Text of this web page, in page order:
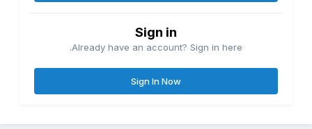
Sign in
Already have an account? Sign in here.
Sign In Now